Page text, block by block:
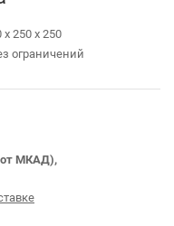
х 250 х 250
ограничений
от МКАД),